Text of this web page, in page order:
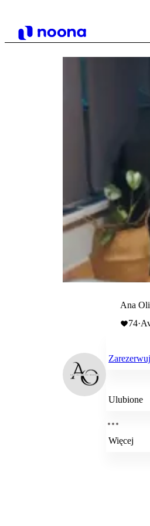
Ana
74·
Zarezerwuj
Ulubione
Więcej